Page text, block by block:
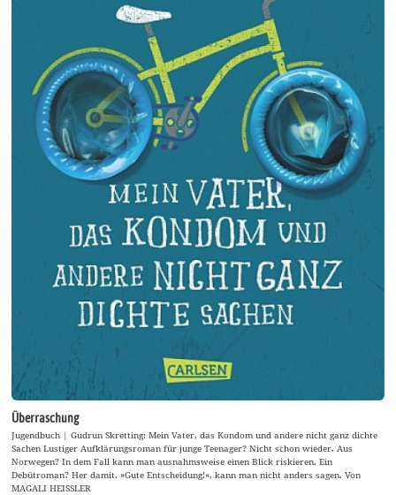
Überraschung
Jugendbuch | Gudrun Skretting: Mein Vater, das Kondom und andere nicht ganz dichte
Sachen Lustiger Aufklärungsroman für junge Teenager? Nicht schon wieder. Aus
Norwegen? In dem Fall kann man ausnahmsweise einen Blick riskieren. Ein
Debütroman? Her damit. »Gute Entscheidung!«, kann man nicht anders sagen. Von
MAGALI HEISSLER